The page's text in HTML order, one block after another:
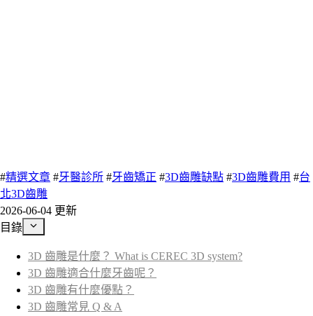
#精選文章 #牙醫診所 #牙齒矯正 #3D齒雕缺點 #3D齒雕費用 #台
北3D齒雕
2026-06-04 更新
目錄
3D 齒雕是什麼？ What is CEREC 3D system?
3D 齒雕適合什麼牙齒呢？
3D 齒雕有什麼優點？
3D 齒雕常見 Q & A